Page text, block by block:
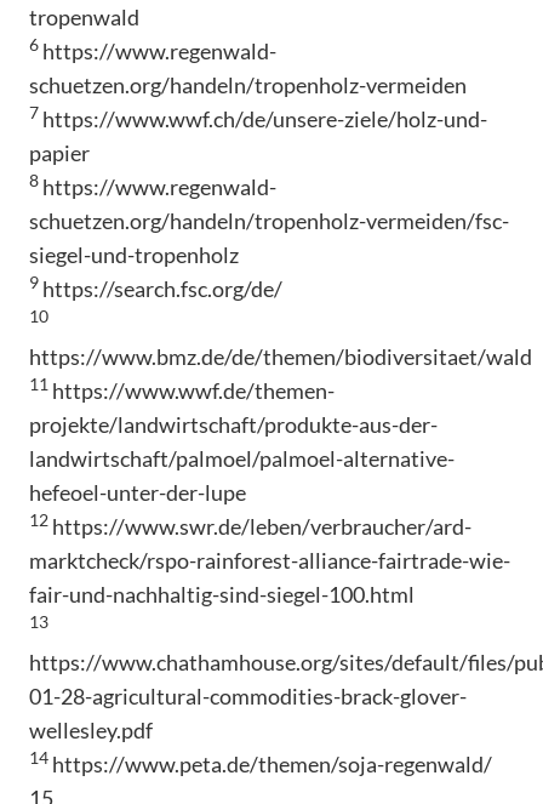
tropenwald
6 https://www.regenwald-
schuetzen.org/handeln/tropenholz-vermeiden
7 https://www.wwf.ch/de/unsere-ziele/holz-und-
papier
8 https://www.regenwald-
schuetzen.org/handeln/tropenholz-vermeiden/fsc-
siegel-und-tropenholz
9 https://search.fsc.org/de/
10
https://www.bmz.de/de/themen/biodiversitaet/wald
11 https://www.wwf.de/themen-
projekte/landwirtschaft/produkte-aus-der-
landwirtschaft/palmoel/palmoel-alternative-
hefeoel-unter-der-lupe
12 https://www.swr.de/leben/verbraucher/ard-
marktcheck/rspo-rainforest-alliance-fairtrade-wie-
fair-und-nachhaltig-sind-siegel-100.html
13
https://www.chathamhouse.org/sites/default/files/
01-28-agricultural-commodities-brack-glover-
wellesley.pdf
14 https://www.peta.de/themen/soja-regenwald/
15